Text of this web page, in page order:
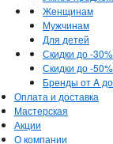
Женщинам
Мужчинам
Для детей
Скидки до -30%
Скидки до -50%
Бренды от A
Оплата и доставка
Мастерская
Акции
О компании